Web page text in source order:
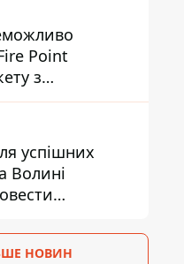
Point
з
позначкою 723
успішних
Волині
НОВИН